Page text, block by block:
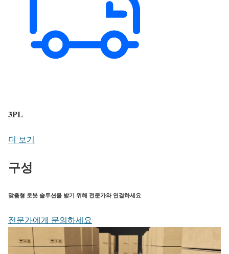
3PL
더 보기
구성
맞춤형 로봇 솔루션을 받기 위해 전문가와 연결하세요
전문가에게 문의하세요